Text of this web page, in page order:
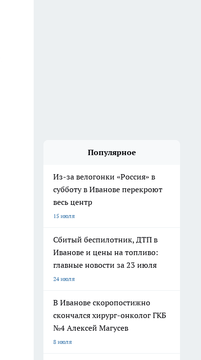
Популярное
Из-за велогонки «Россия» в
субботу в Иванове перекроют
весь центр
15 июля
Сбитый беспилотник, ДТП в
Иванове и цены на топливо:
главные новости за 23 июля
24 июля
В Иванове скоропостижно
скончался хирург-онколог ГКБ
№4 Алексей Магусев
8 июля